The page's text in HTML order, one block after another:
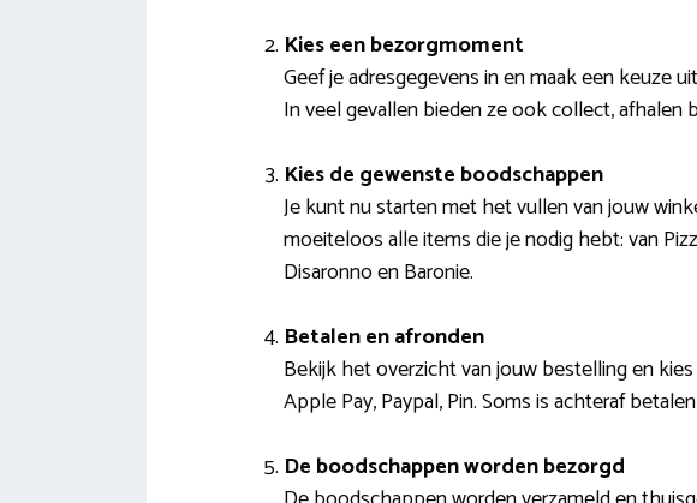
Kies een bezorgmoment
Geef je adresgegevens in en maak een keuze
In veel gevallen bieden ze ook collect, afhalen
Kies de gewenste boodschappen
Je kunt nu starten met het vullen van jouw
moeiteloos alle items die je nodig hebt: van
Disaronno en Baronie.
Betalen en afronden
Bekijk het overzicht van jouw bestelling en
Apple Pay, Paypal, Pin. Soms is achteraf
De boodschappen worden bezorgd